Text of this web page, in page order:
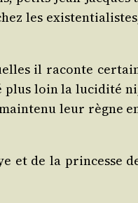
les
il raconte
plus loin la luci­di­té
leur règne
et de la prin­cesse